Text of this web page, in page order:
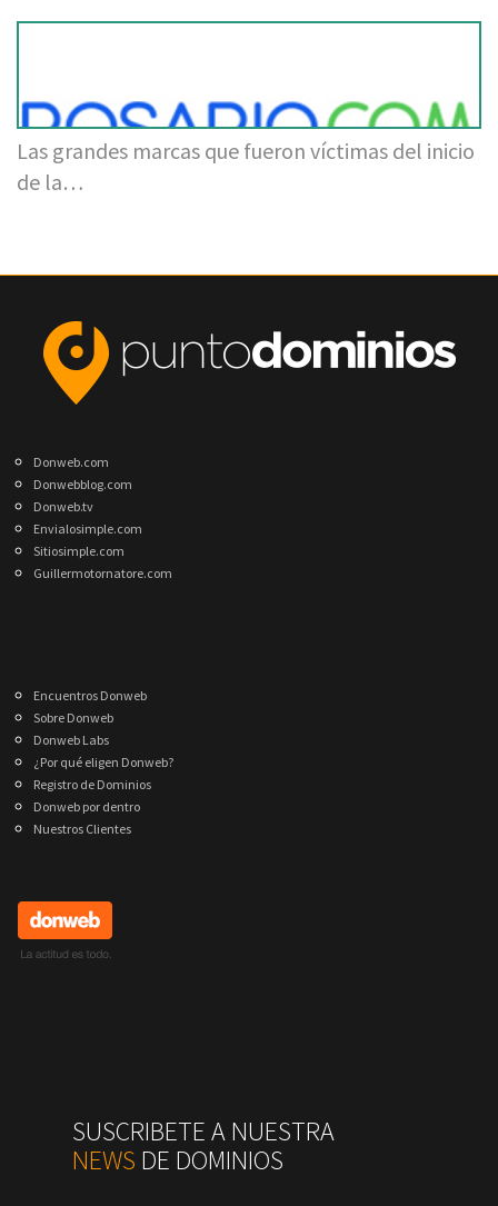
Las grandes marcas que fueron víctimas del inicio
de la…
Donweb.com
Donwebblog.com
Donweb.tv
Envialosimple.com
Sitiosimple.com
Guillermotornatore.com
Encuentros Donweb
Sobre Donweb
Donweb Labs
¿Por qué eligen Donweb?
Registro de Dominios
Donweb por dentro
Nuestros Clientes
SUSCRIBETE A NUESTRA
NEWS DE DOMINIOS